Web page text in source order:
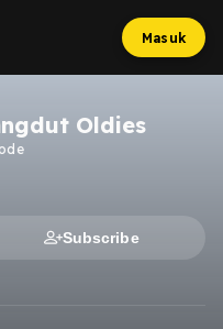
Masuk
Oldies
Subscribe